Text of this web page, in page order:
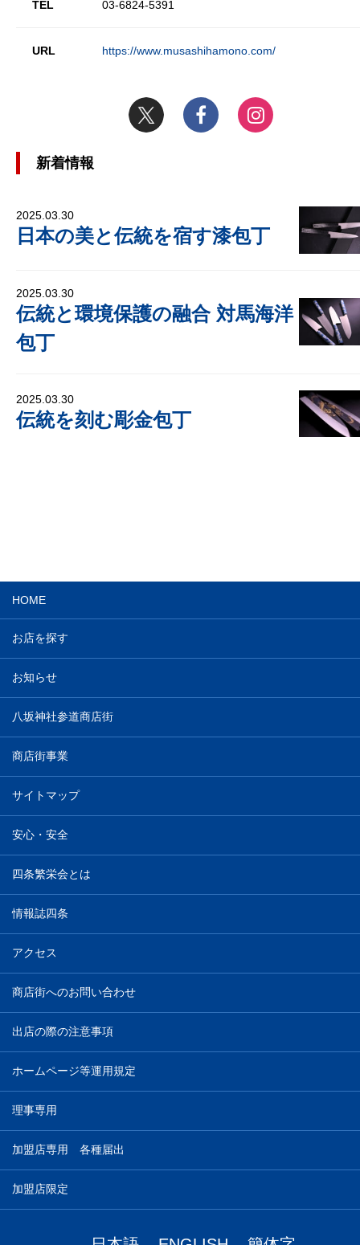
TEL 03-6824-5391
URL https://www.musashihamono.com/
新着情報
2025.03.30
日本の美と伝統を宿す漆包丁
2025.03.30
伝統と環境保護の融合 対馬海洋
包丁
2025.03.30
伝統を刻む彫金包丁
HOME
お店を探す
お知らせ
八坂神社参道商店街
商店街事業
サイトマップ
安心・安全
四条繁栄会とは
情報誌四条
アクセス
商店街へのお問い合わせ
出店の際の注意事項
ホームページ等運用規定
理事専用
加盟店専用 各種届出
加盟店限定